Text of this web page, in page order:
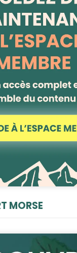
MORSE